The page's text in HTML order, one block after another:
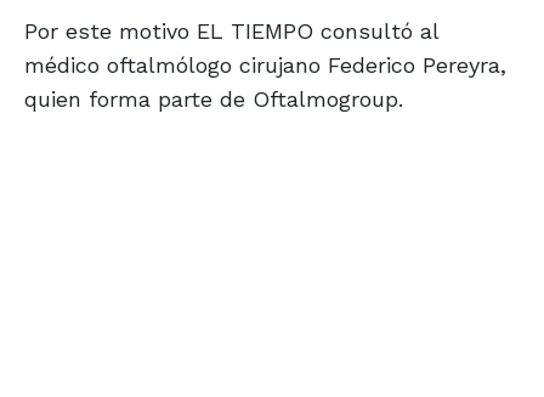
Por este motivo EL TIEMPO consultó al
médico oftalmólogo cirujano Federico Pereyra,
quien forma parte de Oftalmogroup.